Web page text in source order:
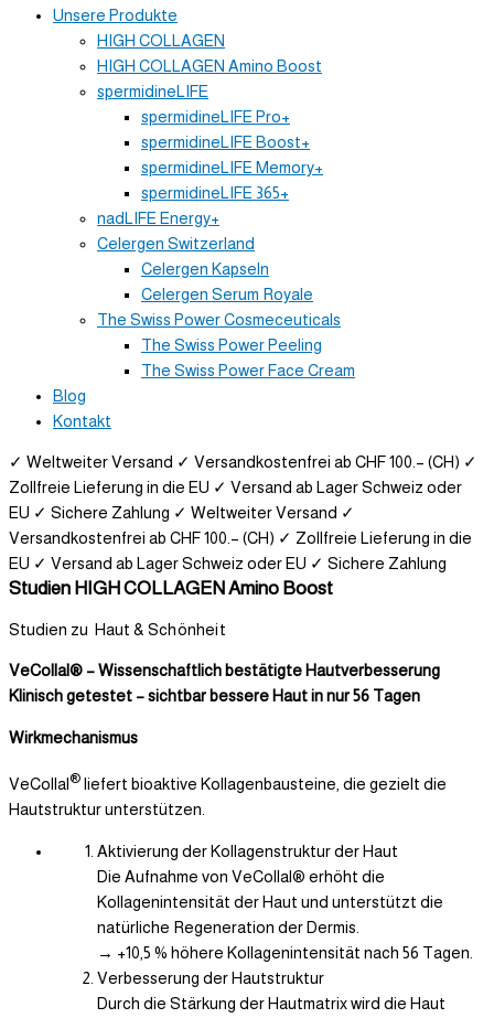
Unsere Produkte
HIGH COLLAGEN
HIGH COLLAGEN Amino Boost
spermidineLIFE
spermidineLIFE Pro+
spermidineLIFE Boost+
spermidineLIFE Memory+
spermidineLIFE 365+
nadLIFE Energy+
Celergen Switzerland
Celergen Kapseln
Celergen Serum Royale
The Swiss Power Cosmeceuticals
The Swiss Power Peeling
The Swiss Power Face Cream
Blog
Kontakt
✓ Weltweiter Versand ✓ Versandkostenfrei ab CHF 100.– (CH) ✓
Zollfreie Lieferung in die EU ✓ Versand ab Lager Schweiz oder
EU ✓ Sichere Zahlung ✓ Weltweiter Versand ✓
Versandkostenfrei ab CHF 100.– (CH) ✓ Zollfreie Lieferung in die
EU ✓ Versand ab Lager Schweiz oder EU ✓ Sichere Zahlung
Studien HIGH COLLAGEN Amino Boost
Studien zu Haut & Schönheit
VeCollal® – Wissenschaftlich bestätigte Hautverbesserung
Klinisch getestet – sichtbar bessere Haut in nur 56 Tagen
Wirkmechanismus
VeCollal ® liefert bioaktive Kollagenbausteine, die gezielt die
Hautstruktur unterstützen.
Aktivierung der Kollagenstruktur der Haut
Die Aufnahme von VeCollal® erhöht die
Kollagenintensität der Haut und unterstützt die
natürliche Regeneration der Dermis.
→ +10,5 % höhere Kollagenintensität nach 56 Tagen.
Verbesserung der Hautstruktur
Durch die Stärkung der Hautmatrix wird die Haut